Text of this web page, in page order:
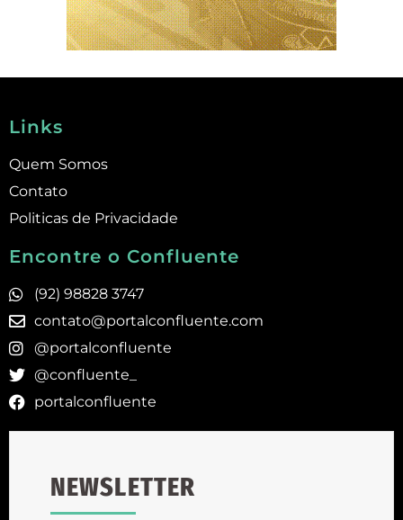
Links
Quem Somos
Contato
Politicas de Privacidade
Encontre o Confluente
(92) 98828 3747
contato@portalconfluente.com
@portalconfluente
@confluente_
portalconfluente
NEWSLETTER